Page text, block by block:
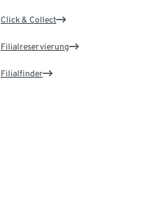
Click & Collect
Filialreservierung
Filialfinder